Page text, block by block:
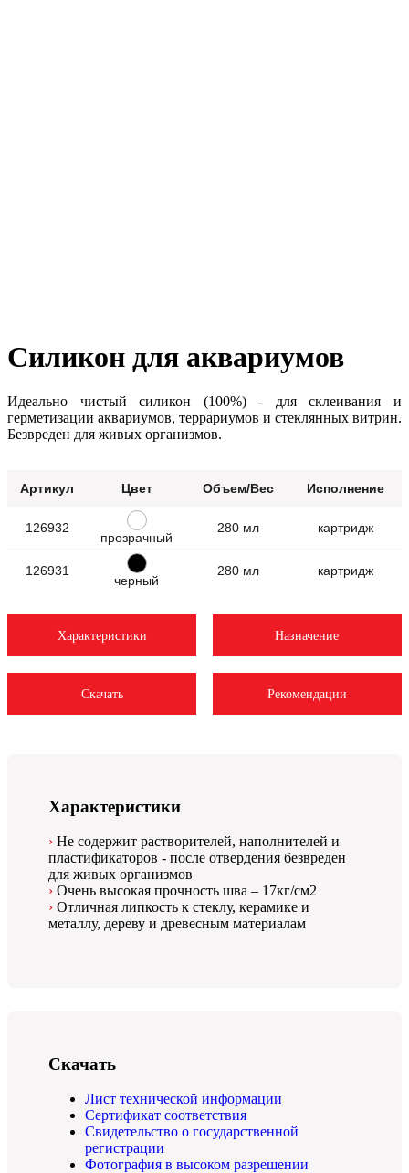
Силикон для аквариумов
Идеально чистый силикон (100%) - для склеивания и
герметизации аквариумов, террариумов и стеклянных витрин.
Безвреден для живых организмов.
Артикул Цвет Объем/Вес Исполнение
126932
прозрачный
280 мл картридж
126931
черный
280 мл картридж
Характеристики Назначение
Скачать Рекомендации
Характеристики
Не содержит растворителей, наполнителей и
пластификаторов - после отвердения безвреден
для живых организмов
Очень высокая прочность шва – 17кг/см2
Отличная липкость к стеклу, керамике и
металлу, дереву и древесным материалам
Скачать
Лист технической информации
Сертификат соответствия
Свидетельство о государственной
регистрации
Фотография в высоком разрешении